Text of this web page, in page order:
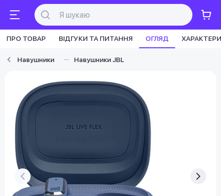
ПРО ТОВАР ВІДГУКИ ТА ПИТАННЯ ОГЛЯД
Навушники Навушники JBL